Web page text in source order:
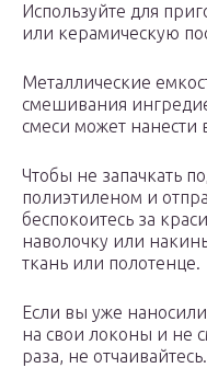
Используйте для
или керамическую
Металлические
смешивания
смеси может нанести
Чтобы не запачкать
полиэтиленом и
беспокоитесь за
наволочку или
ткань или полотенце.
Если вы уже
на свои локоны и не
раза, не отчаивайтесь.